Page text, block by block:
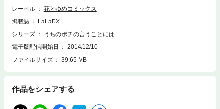
レーベル
花とゆめコミックス
掲載誌
LaLaDX
シリーズ
うちのポチの言うことには
電子版配信開始日
2014/12/10
ファイルサイズ
39.65 MB
作品をシェアする